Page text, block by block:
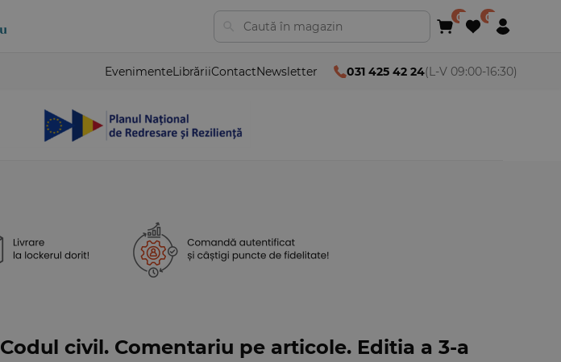
EvenimenteLibrăriiContactNewsletter 031 425 42 24(L-V 09:00-16:30)
Codul civil. Comentariu pe articole. Editia a 3-a